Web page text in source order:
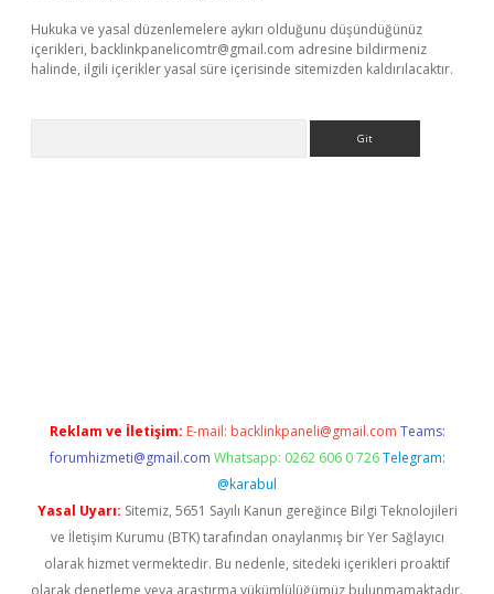
Hukuka ve yasal düzenlemelere aykırı olduğunu düşündüğünüz
içerikleri, backlinkpanelicomtr@gmail.com adresine bildirmeniz
halinde, ilgili içerikler yasal süre içerisinde sitemizden kaldırılacaktır.
Reklam ve İletişim: E-mail: backlinkpaneli@gmail.com Teams:
forumhizmeti@gmail.com Whatsapp: 0262 606 0 726 Telegram:
@karabul
Yasal Uyarı: Sitemiz, 5651 Sayılı Kanun gereğince Bilgi Teknolojileri
ve İletişim Kurumu (BTK) tarafından onaylanmış bir Yer Sağlayıcı
olarak hizmet vermektedir. Bu nedenle, sitedeki içerikleri proaktif
olarak denetleme veya araştırma yükümlülüğümüz bulunmamaktadır.